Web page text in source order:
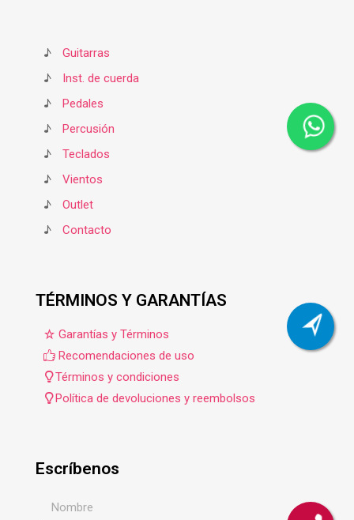
♪
Guitarras
♪
Inst. de cuerda
♪
Pedales
♪
Percusión
♪
Teclados
♪
Vientos
♪
Outlet
♪
Contacto
TÉRMINOS Y GARANTÍAS
Garantías y Términos
Recomendaciones de uso
Términos y condiciones
Política de devoluciones y reembolsos
Escríbenos